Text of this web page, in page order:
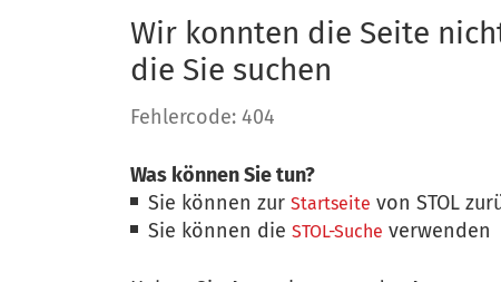
Wir konnten die Seite
die Sie suchen
Fehlercode: 404
Was können Sie tun?
Sie können zurStartseite von STOL
Sie können dieSTOL-Suche verwenden